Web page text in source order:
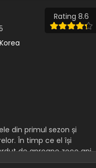
Rating 8.6
din primul sezon și
În timp ce el își
de aproape zece ani,